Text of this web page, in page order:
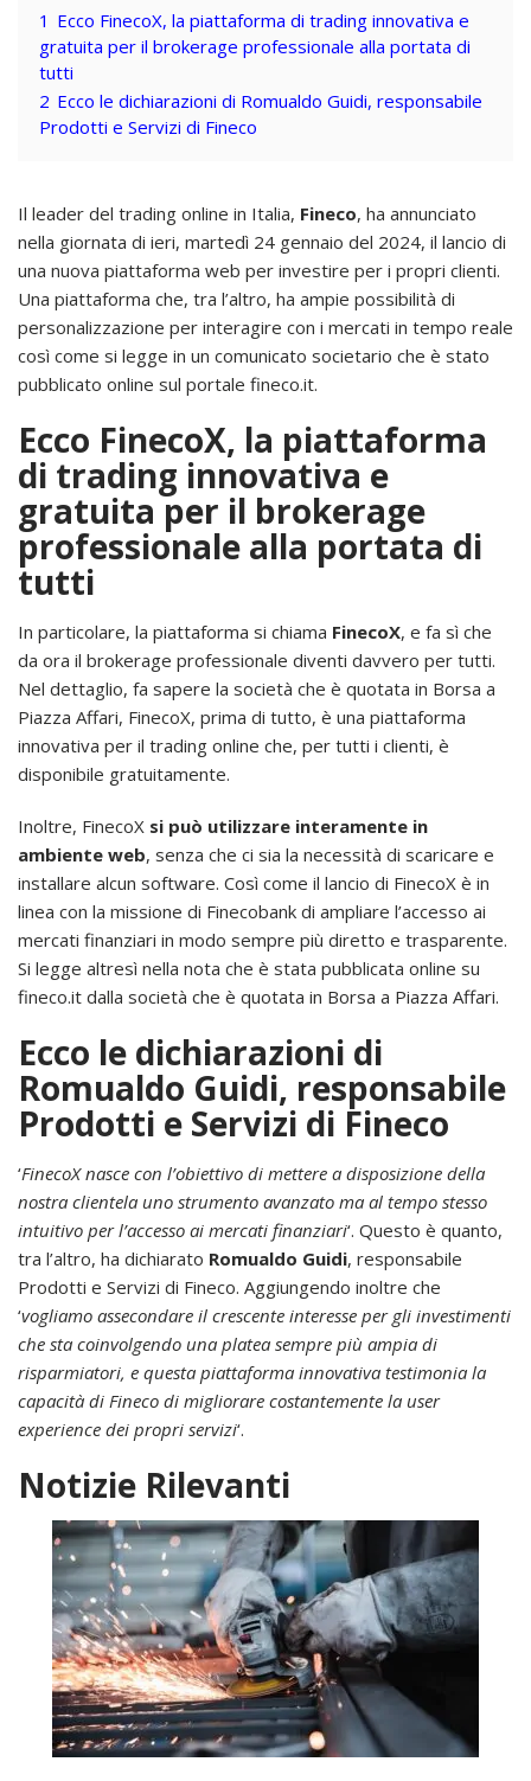
1 Ecco FinecoX, la piattaforma di trading innovativa e
gratuita per il brokerage professionale alla portata di
tutti
2 Ecco le dichiarazioni di Romualdo Guidi, responsabile
Prodotti e Servizi di Fineco
Il leader del trading online in Italia, Fineco, ha annunciato
nella giornata di ieri, martedì 24 gennaio del 2024, il lancio di
una nuova piattaforma web per investire per i propri clienti.
Una piattaforma che, tra l’altro, ha ampie possibilità di
personalizzazione per interagire con i mercati in tempo reale
così come si legge in un comunicato societario che è stato
pubblicato online sul portale fineco.it.
Ecco FinecoX, la piattaforma
di trading innovativa e
gratuita per il brokerage
professionale alla portata di
tutti
In particolare, la piattaforma si chiama FinecoX, e fa sì che
da ora il brokerage professionale diventi davvero per tutti.
Nel dettaglio, fa sapere la società che è quotata in Borsa a
Piazza Affari, FinecoX, prima di tutto, è una piattaforma
innovativa per il trading online che, per tutti i clienti, è
disponibile gratuitamente.
Inoltre, FinecoX si può utilizzare interamente in
ambiente web, senza che ci sia la necessità di scaricare e
installare alcun software. Così come il lancio di FinecoX è in
linea con la missione di Finecobank di ampliare l’accesso ai
mercati finanziari in modo sempre più diretto e trasparente.
Si legge altresì nella nota che è stata pubblicata online su
fineco.it dalla società che è quotata in Borsa a Piazza Affari.
Ecco le dichiarazioni di
Romualdo Guidi, responsabile
Prodotti e Servizi di Fineco
‘FinecoX nasce con l’obiettivo di mettere a disposizione della
nostra clientela uno strumento avanzato ma al tempo stesso
intuitivo per l’accesso ai mercati finanziari‘. Questo è quanto,
tra l’altro, ha dichiarato Romualdo Guidi, responsabile
Prodotti e Servizi di Fineco. Aggiungendo inoltre che
‘vogliamo assecondare il crescente interesse per gli investimenti
che sta coinvolgendo una platea sempre più ampia di
risparmiatori, e questa piattaforma innovativa testimonia la
capacità di Fineco di migliorare costantemente la user
experience dei propri servizi‘.
Notizie Rilevanti